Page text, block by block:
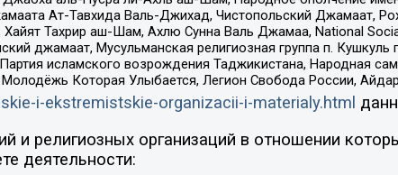
Ат-Тавхида Валь-Джихад, Чистопольский Джамаат,
Тахрир аш-Шам, Ахлю Сунна Валь Джамаа, National
джамаат, Мусульманская религиозная группа п.
исламского возрождения Таджикистана, Народная
Которая Улыбается, Легион Свобода России,
i-ekstremistskie-organizacii-i-materialy.html
и религиозных организаций в отношении
деятельности: